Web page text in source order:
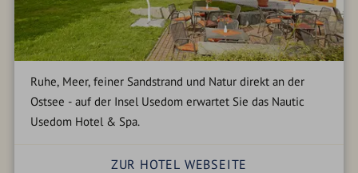
Ruhe, Meer, feiner Sandstrand und Natur direkt an der
Ostsee - auf der Insel Usedom erwartet Sie das Nautic
Usedom Hotel & Spa.
ZUR HOTEL WEBSEITE